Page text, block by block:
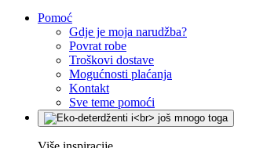
Pomoć
Gdje je moja narudžba?
Povrat robe
Troškovi dostave
Mogućnosti plaćanja
Kontakt
Sve teme pomoći